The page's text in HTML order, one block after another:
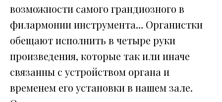
возможности самого грандиозного в
филармонии инструмента… Органистки
обещают исполнить в четыре руки
произведения, которые так или иначе
связанны с устройством органа и
временем его установки в нашем зале.